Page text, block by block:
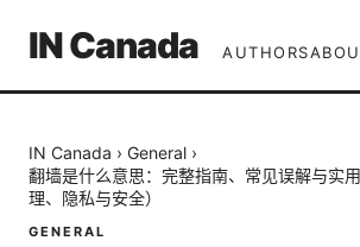
IN Canada AUTHORS
IN Canada › General ›
翻墙是什么意思：完整指南、常见误解与实
理、隐私与安全）
GENERAL